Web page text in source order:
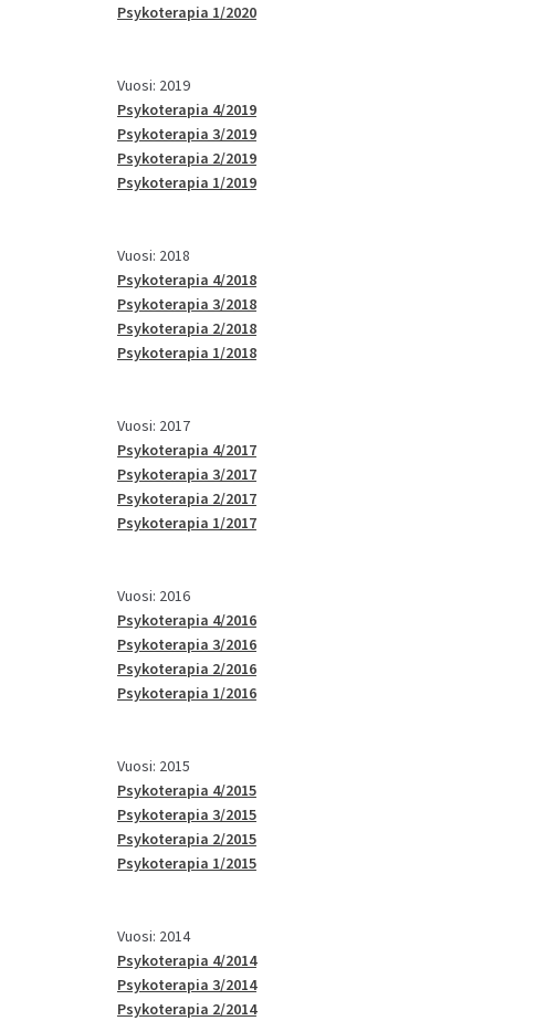
Psykoterapia 1/2020
Vuosi: 2019
Psykoterapia 4/2019
Psykoterapia 3/2019
Psykoterapia 2/2019
Psykoterapia 1/2019
Vuosi: 2018
Psykoterapia 4/2018
Psykoterapia 3/2018
Psykoterapia 2/2018
Psykoterapia 1/2018
Vuosi: 2017
Psykoterapia 4/2017
Psykoterapia 3/2017
Psykoterapia 2/2017
Psykoterapia 1/2017
Vuosi: 2016
Psykoterapia 4/2016
Psykoterapia 3/2016
Psykoterapia 2/2016
Psykoterapia 1/2016
Vuosi: 2015
Psykoterapia 4/2015
Psykoterapia 3/2015
Psykoterapia 2/2015
Psykoterapia 1/2015
Vuosi: 2014
Psykoterapia 4/2014
Psykoterapia 3/2014
Psykoterapia 2/2014